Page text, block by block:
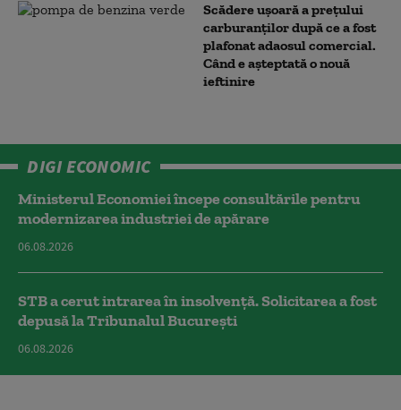
Scădere ușoară a prețului
carburanților după ce a fost
plafonat adaosul comercial.
Când e așteptată o nouă
ieftinire
DIGI ECONOMIC
Ministerul Economiei începe consultările pentru
modernizarea industriei de apărare
06.08.2026
STB a cerut intrarea în insolvență. Solicitarea a fost
depusă la Tribunalul București
06.08.2026